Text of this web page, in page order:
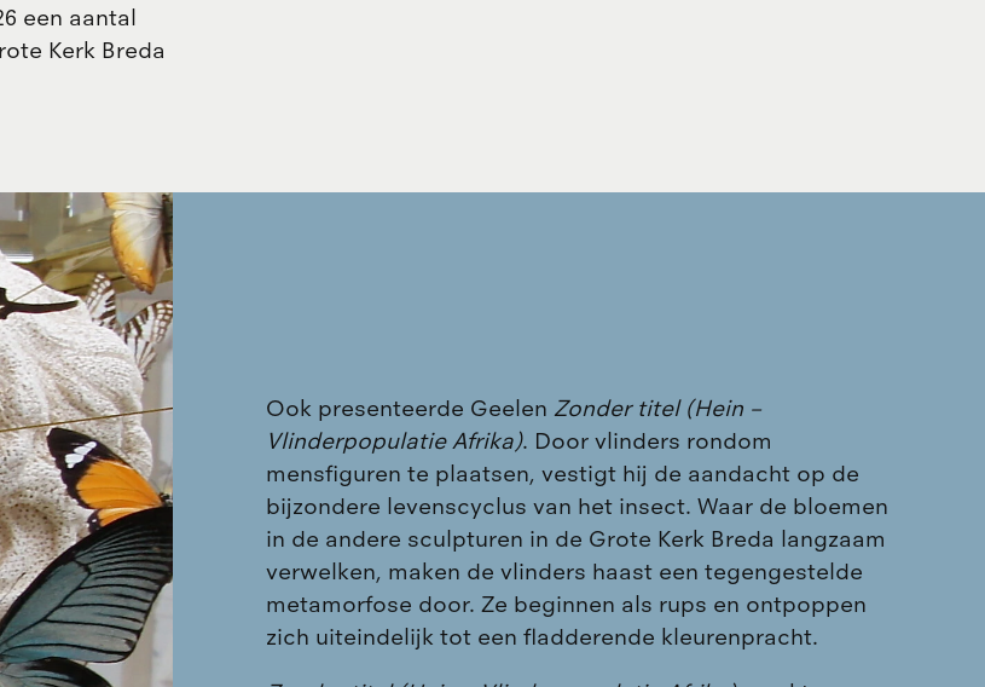
een aantal
Kerk Breda
Ook presenteerde Geelen Zonder titel (Hein –
Vlinderpopulatie Afrika). Door vlinders rondom
mensfiguren te plaatsen, vestigt hij de aandacht op de
bijzondere levenscyclus van het insect. Waar de bloemen
in de andere sculpturen in de Grote Kerk Breda langzaam
verwelken, maken de vlinders haast een tegengestelde
metamorfose door. Ze beginnen als rups en ontpoppen
zich uiteindelijk tot een fladderende kleurenpracht.